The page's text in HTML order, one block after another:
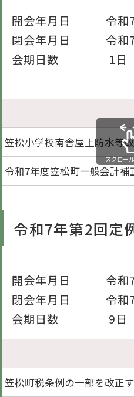
開会年月日 令和7
閉会年月日 令和7
会期日数 1日
笠松小学校南舎屋上防水等
令和7年度笠松町一般会計
スクロー
令和7年第2回定
開会年月日 令和7
閉会年月日 令和7
会期日数 9日
笠松町税条例の一部を改正